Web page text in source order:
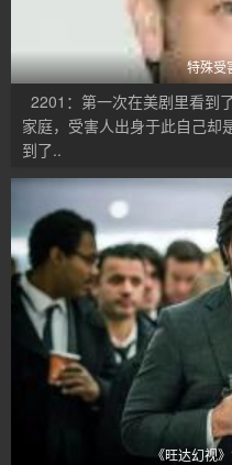
特殊受
2201：第一次在美剧里看到
家庭，受害人出身于此自己却
到了..
《旺达幻视